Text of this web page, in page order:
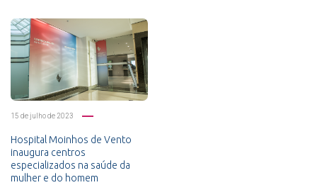
15 de julho de 2023
Hospital Moinhos de Vento
inaugura centros
especializados na saúde da
mulher e do homem